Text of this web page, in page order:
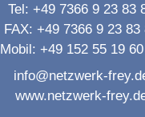
Tel: +49 7366 9 23 83
FAX: +49 7366 9 23 83
Mobil: +49 152 55 19
info@netzwerk-
www.netzwerk-